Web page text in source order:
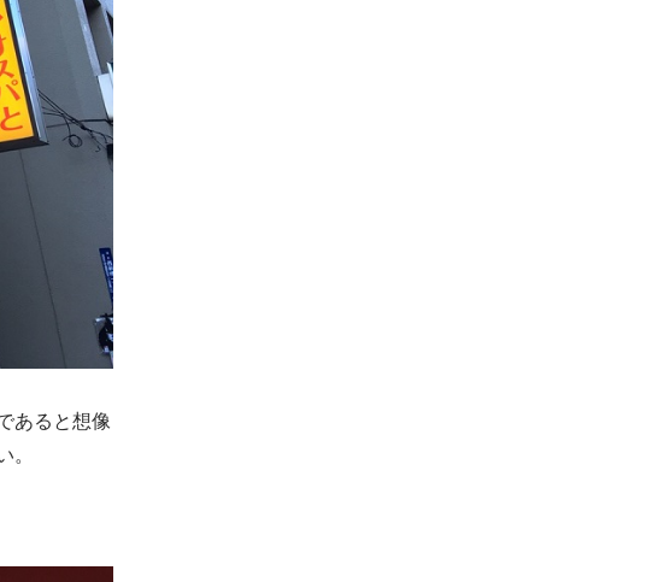
あると想像
。